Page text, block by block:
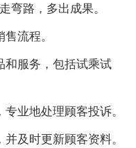
弯路，多出成果。
流程。
和服务，包括试乘试
业地处理顾客投诉。
及时更新顾客资料。